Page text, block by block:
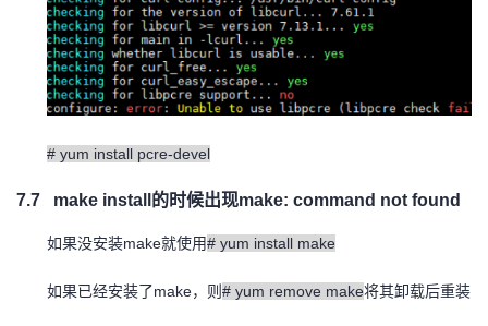
# yum install pcre-devel
7.7 make install 的时候出现make: command not found
如果没安装make就使用# yum install make
如果已经安装了make，则 # yum remove make将其卸载后重装